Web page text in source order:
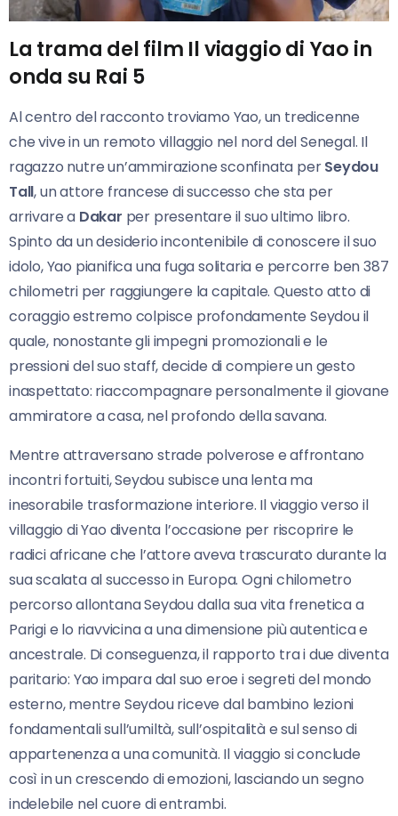
La trama del film Il viaggio di Yao in
onda su Rai 5
Al centro del racconto troviamo Yao, un tredicenne
che vive in un remoto villaggio nel nord del Senegal. Il
ragazzo nutre un’ammirazione sconfinata perSeydou
Tall, un attore francese di successo che sta per
arrivare a Dakar per presentare il suo ultimo libro.
Spinto da un desiderio incontenibile di conoscere il suo
idolo, Yao pianifica una fuga solitaria e percorre ben 387
chilometri per raggiungere la capitale. Questo atto di
coraggio estremo colpisce profondamente Seydou il
quale, nonostante gli impegni promozionali e le
pressioni del suo staff, decide di compiere un gesto
inaspettato: riaccompagnare personalmente il giovane
ammiratore a casa, nel profondo della savana.
Mentre attraversano strade polverose e affrontano
incontri fortuiti, Seydou subisce una lenta ma
inesorabile trasformazione interiore. Il viaggio verso il
villaggio di Yao diventa l’occasione per riscoprire le
radici africane che l’attore aveva trascurato durante la
sua scalata al successo in Europa. Ogni chilometro
percorso allontana Seydou dalla sua vita frenetica a
Parigi e lo riavvicina a una dimensione più autentica e
ancestrale. Di conseguenza, il rapporto tra i due diventa
paritario: Yao impara dal suo eroe i segreti del mondo
esterno, mentre Seydou riceve dal bambino lezioni
fondamentali sull’umiltà, sull’ospitalità e sul senso di
appartenenza a una comunità. Il viaggio si conclude
così in un crescendo di emozioni, lasciando un segno
indelebile nel cuore di entrambi.